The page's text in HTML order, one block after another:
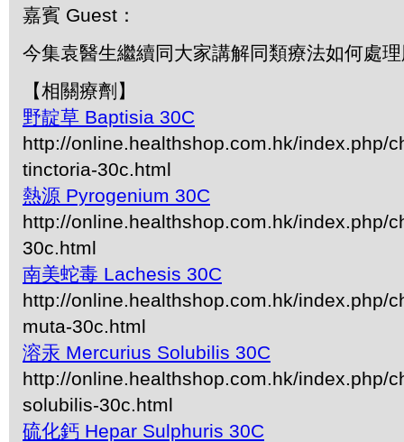
嘉賓 Guest：
今集袁醫生繼續同大家講解同類療法如何處
【相關療劑】
野靛草 Baptisia 30C
http://online.healthshop.com.hk/index.php/
tinctoria-30c.html
熱源 Pyrogenium 30C
http://online.healthshop.com.hk/index.php/
30c.html
南美蛇毒 Lachesis 30C
http://online.healthshop.com.hk/index.php/
muta-30c.html
溶汞 Mercurius Solubilis 30C
http://online.healthshop.com.hk/index.php/
solubilis-30c.html
硫化鈣 Hepar Sulphuris 30C